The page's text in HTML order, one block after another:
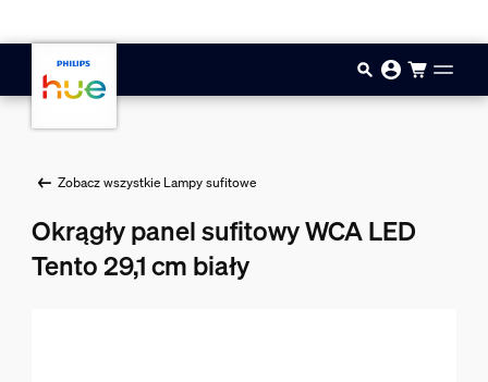
Zobacz wszystkie Lampy sufitowe
Okrągły panel sufitowy WCA LED
Tento 29,1 cm biały